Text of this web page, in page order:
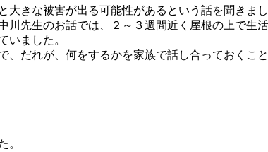
きな被害が出る可能性があるという話を聞きまし
先生のお話では、２～３週間近く屋根の上で生
いました。
だれが、何をするかを家族で話し合っておくこと
。